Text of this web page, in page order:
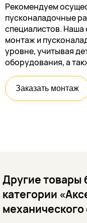
Рекомендуем
пусконаладочные
специалистов. Наша
монтаж и
уровне, учитывая
оборудования, а
Заказать монтаж
Другие товары
категории